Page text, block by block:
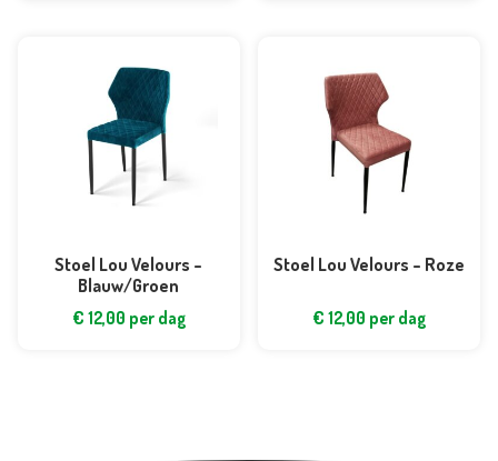
Stoel Lou Velours –
Blauw/Groen
€ 12,00 per dag
Stoel Lou Velours – Roze
€ 12,00 per dag